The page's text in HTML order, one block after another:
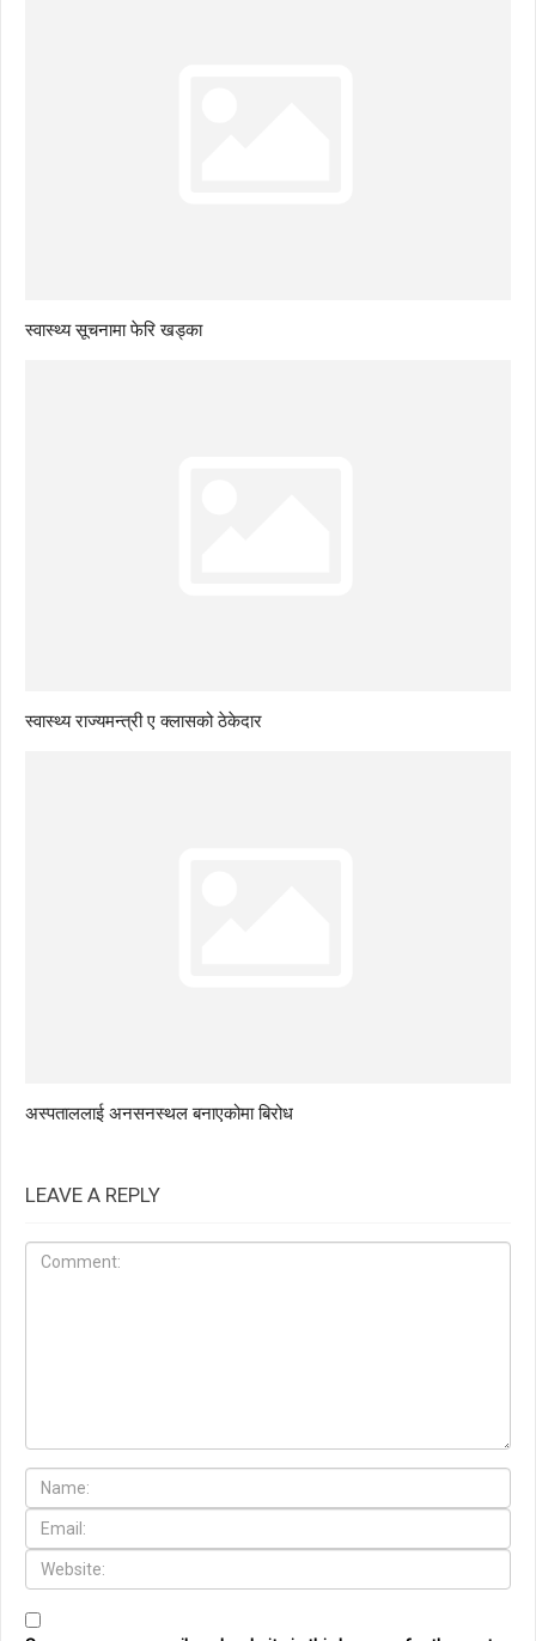
स्वास्थ्य सूचनामा फेरि खड्का
स्वास्थ्य राज्यमन्त्री ए क्लासको ठेकेदार
अस्पताललाई अनसनस्थल बनाएकोमा बिरोध
LEAVE A REPLY